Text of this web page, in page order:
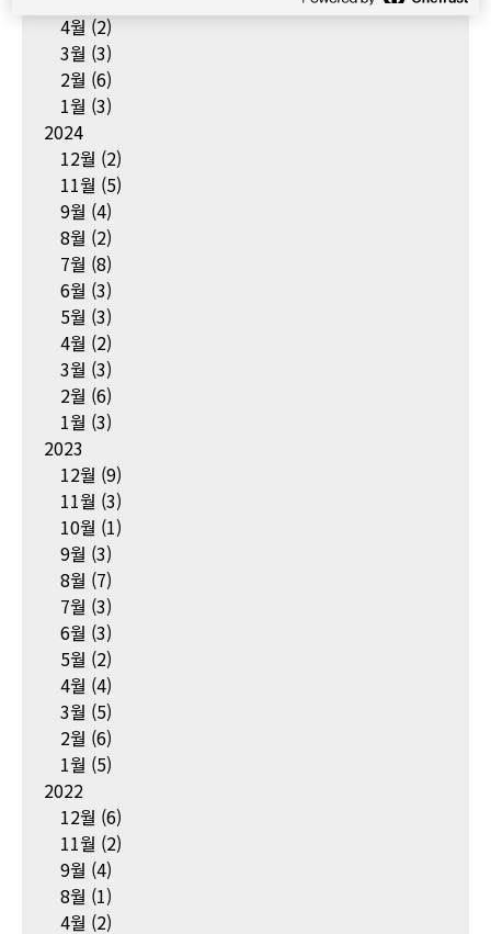
4월 (2)
3월 (3)
2월 (6)
1월 (3)
2024
12월 (2)
11월 (5)
9월 (4)
8월 (2)
7월 (8)
6월 (3)
5월 (3)
4월 (2)
3월 (3)
2월 (6)
1월 (3)
2023
12월 (9)
11월 (3)
10월 (1)
9월 (3)
8월 (7)
7월 (3)
6월 (3)
5월 (2)
4월 (4)
3월 (5)
2월 (6)
1월 (5)
2022
12월 (6)
11월 (2)
9월 (4)
8월 (1)
4월 (2)